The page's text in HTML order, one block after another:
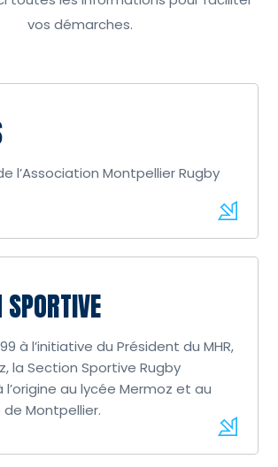
vos démarches.
l’Association Montpellier Rugby
à l’initiative du Président du MHR,
la Section Sportive Rugby
l’origine au lycée Mermoz et au
Montpellier.